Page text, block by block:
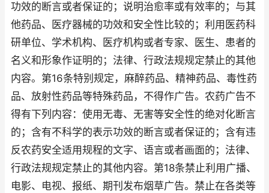
功效的断言或者保证的；说明治愈率或有效率的；与其
他药品、医疗器械的功效和安全性比较的；利用医药科
研单位、学术机构、医疗机构或者专家、医生、患者的
名义和形象作证明的；法律、行政法规规定禁止的其他
内容。第16条特别规定，麻醉药品、精神药品、毒性药
品、放射性药品等特殊药品，不得作广告。农药广告不
得有下列内容：使用无毒、无害等安全性的绝对化断言
的；含有不科学的表示功效的断言或者保证的；含有违
反农药安全适用规程的文字、语言或者画面的；法律、
行政法规规定禁止的其他内容。第18条禁止利用广播、
电影、电视、报纸、期刊发布烟草广告。禁止在各类等